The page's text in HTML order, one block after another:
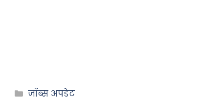
जॉब्स अपडेट